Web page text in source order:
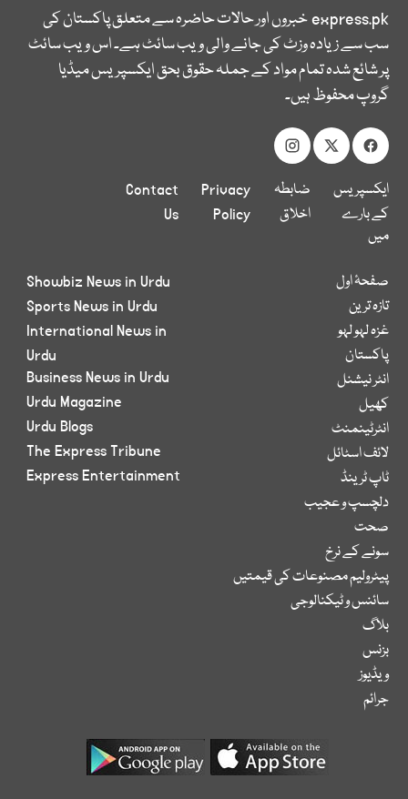
express.pkخبروں اور حالات حاضرہ سے متعلق پاکستان کی
سب سے زیادہ وزٹ کی جانے والی ویب سائٹ ہے۔ اس ویب سائٹ
پر شائع شدہ تمام مواد کے جملہ حقوق بحق ایکسپریس میڈیا
گروپ محفوظ ہیں۔
ایکسپریس
کے بارے
میں
ضابطہ
اخلاق
Privacy
Policy
Contact
Us
صفحۂ اول
تازہ ترین
غزہ لہو لہو
پاکستان
انٹر نیشنل
کھیل
انٹرٹینمنٹ
لائف اسٹائل
ٹاپ ٹرینڈ
دلچسپ و عجیب
صحت
سونے کے نرخ
پیٹرولیم مصنوعات کی قیمتیں
سائنس و ٹیکنالوجی
بلاگ
بزنس
ویڈیوز
جرائم
Showbiz News in Urdu
Sports News in Urdu
International News in
Urdu
Business News in Urdu
Urdu Magazine
Urdu Blogs
The Express Tribune
Express Entertainment